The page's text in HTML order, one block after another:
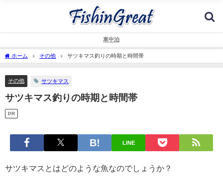
車中泊
ホーム その他 サツキマス釣りの時期と時間帯
その他 サツキマス
サツキマス釣りの時期と時間帯
PR
LINE
サツキマスとはどのような魚なのでしょうか？